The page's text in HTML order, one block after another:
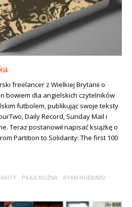
freelancer z Wielkiej Brytanii o
bowiem dla angielskich czytelników
futbolem, publikując swoje teksty
Daily Record, Sunday Mail i
Teraz postanowił napisać książkę o
Partition to Solidarity: The first 100
PIŁKA NOŻNA
RYAN HUBBARD